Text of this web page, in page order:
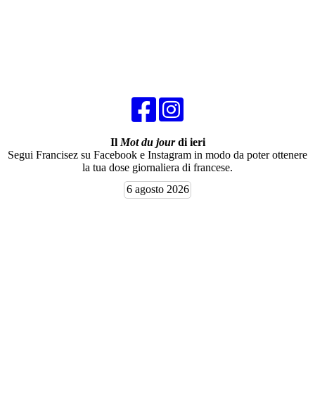
Il Mot du jourdi ieri
Segui Francisez su Facebook e Instagram in modo da poter ottenere
la tua dose giornaliera di francese.
6 agosto 2026